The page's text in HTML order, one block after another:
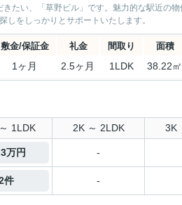
たい、「草野ビル」です。魅力的な駅近の
をしっかりとサポートいたします。
敷金/保証金 礼金 間取り 面積
1ヶ月 2.5ヶ月 1LDK 38.22㎡
1LDK 2K ～ 2LDK 3K
万円 -
件 -